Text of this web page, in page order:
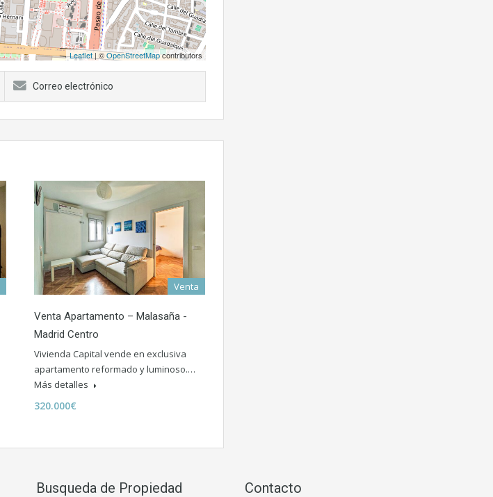
Leaflet | ©OpenStreetMapcontributors
Correo electrónico
Venta
Venta Apartamento – Malasaña -
Madrid Centro
Vivienda Capital vende en exclusiva
apartamento reformado y luminoso.…
Más detalles
320.000€
Busqueda de Propiedad Contacto